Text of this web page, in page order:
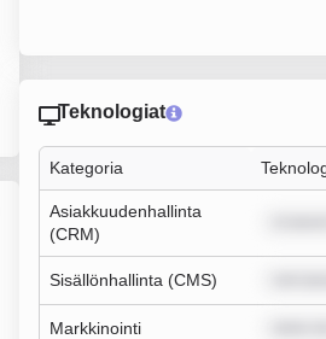
Teknologiat
Kategoria
Asiakkuudenhallinta
(CRM)
Sisällönhallinta (CMS)
Markkinointi